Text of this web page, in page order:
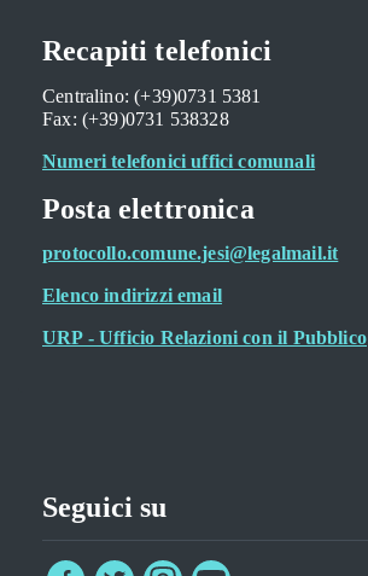
Recapiti telefonici
Centralino: (+39)0731 5381
Fax: (+39)0731 538328
Numeri telefonici uffici comunali
Posta elettronica
protocollo.comune.jesi@legalmail.it
Elenco indirizzi email
URP - Ufficio Relazioni con il Pubblico
Seguici su